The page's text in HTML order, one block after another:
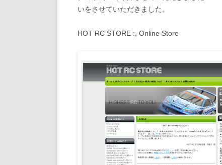
いをさせていただきました。
HOT RC STORE :, Online Store